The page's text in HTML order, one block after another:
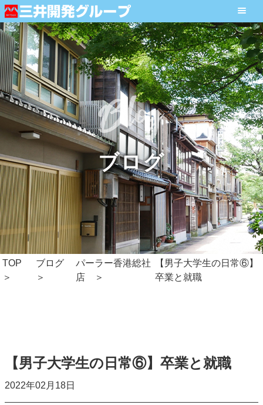
ブログ
TOP ブログ
パーラー香港総社
店
【男子大学生の日常⑥】
卒業と就職
【男子大学生の日常⑥】卒業と就職
2022年02月18日